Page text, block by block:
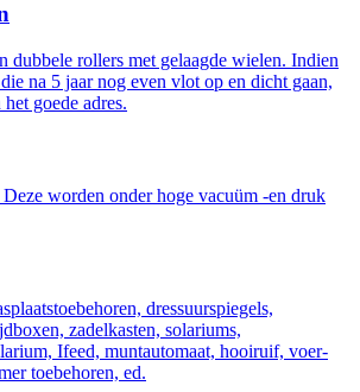
dubbele rollers met gelaagde wielen. Indien
na 5 jaar nog even vlot op en dicht gaan,
goede adres.
worden onder hoge vacuüm -en druk
dressuurspiegels,
zadelkasten, solariums,
Ifeed, muntautomaat, hooiruif, voer-
toebehoren, ed.